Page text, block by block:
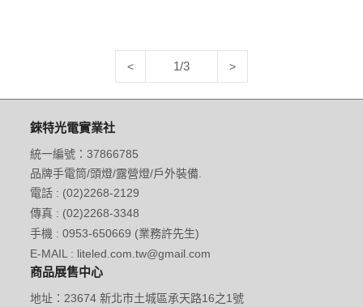
< 1/3 >
錸特光電實業社
統一編號：37866785
品牌手電筒/頭燈/露營燈/戶外裝備.
電話 : (02)2268-2129
傳真 : (02)2268-3348
手機 : 0953-650669 (業務許先生)
E-MAIL : liteled.com.tw@gmail.com
商品展售中心
地址：23674 新北市土城區承天路16之1號